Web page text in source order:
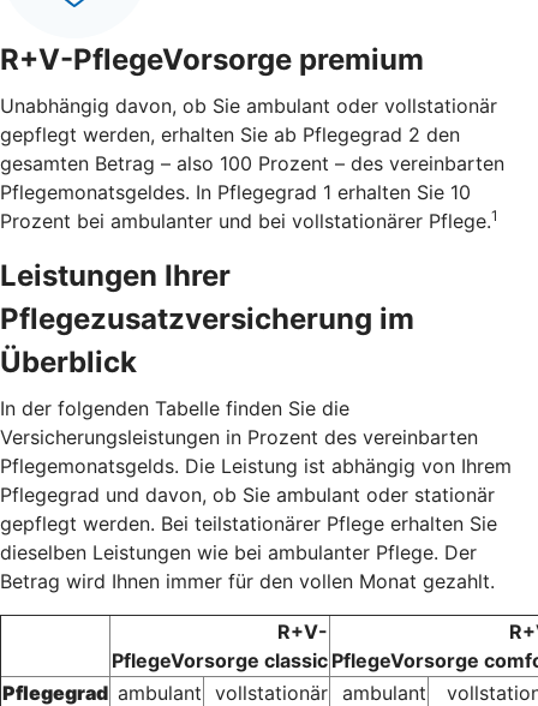
R+V-PflegeVorsorge premium
Unabhängig davon, ob Sie ambulant oder vollstationär
gepflegt werden, erhalten Sie ab Pflegegrad 2 den
gesamten Betrag – also 100 Prozent – des vereinbarten
Pflegemonatsgeldes. In Pflegegrad 1 erhalten Sie 10
Prozent bei ambulanter und bei vollstationärer Pflege.1
Leistungen Ihrer
Pflegezusatzversicherung im
Überblick
In der folgenden Tabelle finden Sie die
Versicherungsleistungen in Prozent des vereinbarten
Pflegemonatsgelds. Die Leistung ist abhängig von Ihrem
Pflegegrad und davon, ob Sie ambulant oder stationär
gepflegt werden. Bei teilstationärer Pflege erhalten Sie
dieselben Leistungen wie bei ambulanter Pflege. Der
Betrag wird Ihnen immer für den vollen Monat gezahlt.
R+V-
PflegeVorsorge classic PflegeVorsorge
Pflegegrad ambulant vollstationär ambulant